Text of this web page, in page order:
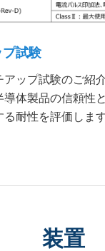
試験
ップ試験のご紹
導体製品の信頼性
耐性を評価しま
装置